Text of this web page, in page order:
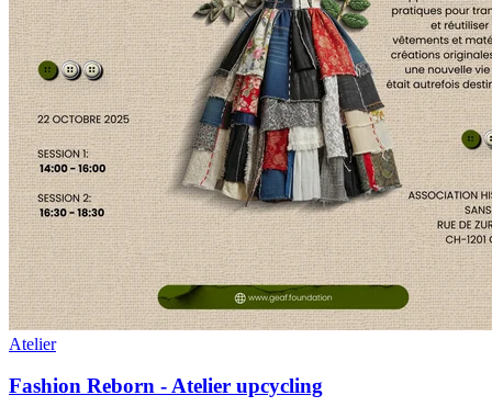
Atelier
Fashion Reborn - Atelier upcycling